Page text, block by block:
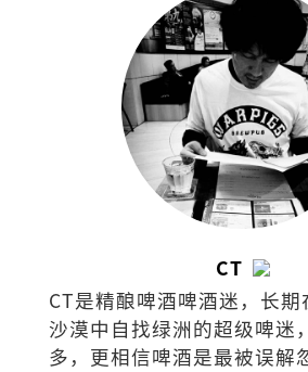
CT
CT是精酿啤酒啤酒迷，长
沙漠中自找绿洲的超级啤迷
多，更相信啤酒是最被误解